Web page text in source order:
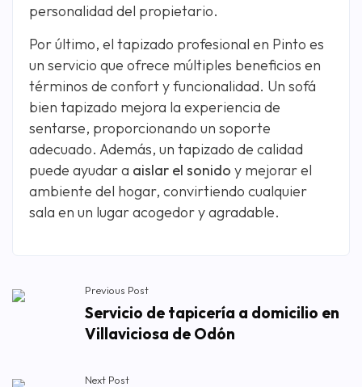
personalidad del propietario.
Por último, el tapizado profesional en Pinto es
un servicio que ofrece múltiples beneficios en
términos de confort y funcionalidad. Un sofá
bien tapizado mejora la experiencia de
sentarse, proporcionando un soporte
adecuado. Además, un tapizado de calidad
puede ayudar a aislar el sonido y mejorar el
ambiente del hogar, convirtiendo cualquier
sala en un lugar acogedor y agradable.
Previous Post
Servicio de tapicería a domicilio en
Villaviciosa de Odón
Next Post